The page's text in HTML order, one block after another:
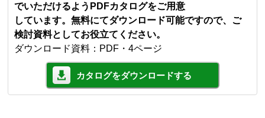
でいただけるようPDFカタログをご用意
しています。無料にてダウンロード可能ですので、ご
検討資料としてお役立てください。
ダウンロード資料：PDF・4ページ
カタログをダウンロードする